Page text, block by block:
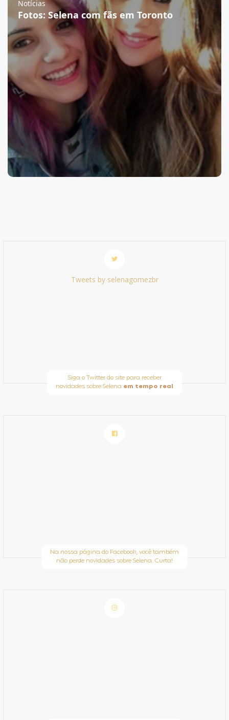
Notícias
Fotos: Selena com fãs em Toronto
Tweets by selenagomezbr
Siga o Twitter do site para receber
novidades sobre Selena em tempo real
Na nossa página do Facebook, você também
não perde novidades sobre Selena. Curta!